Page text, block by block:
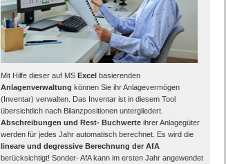
Mit Hilfe dieser auf MS Excelbasierenden
Anlagenverwaltung können Sie ihr Anlagevermögen
(Inventar) verwalten. Das Inventar ist in diesem Tool
übersichtlich nach Bilanzpositionen untergliedert.
Abschreibungen und Rest- Buchwerteihrer Anlagegüter
werden für jedes Jahr automatisch berechnet. Es wird die
lineare und degressive Berechnung der AfA
berücksichtigt! Sonder- AfA kann im ersten Jahr angewendet